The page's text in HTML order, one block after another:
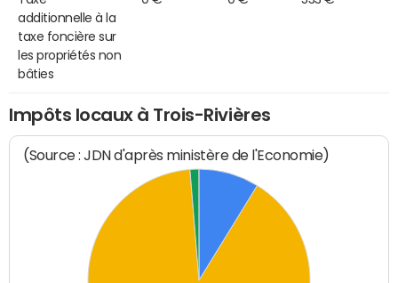
additionnelle à la
taxe foncière sur
les propriétés non
bâties
Impôts locaux à Trois-Rivières
(Source : JDN d'après ministère de l'Economie)